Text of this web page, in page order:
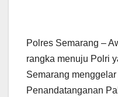
Polres Semarang –
rangka menuju Polri
Semarang
Penandatanganan